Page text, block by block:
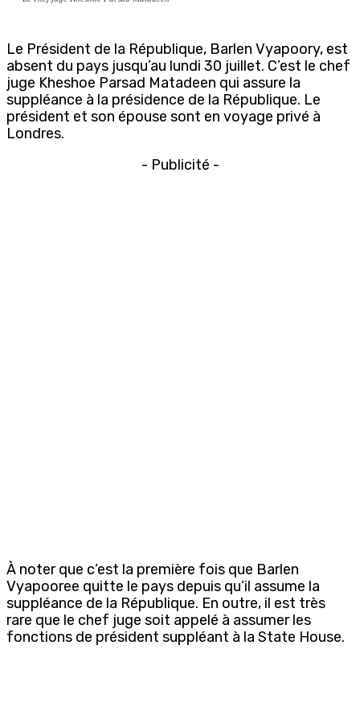
Le Président de la République, Barlen Vyapoory, est
absent du pays jusqu’au lundi 30 juillet. C’est le chef
juge Kheshoe Parsad Matadeen qui assure la
suppléance à la présidence de la République. Le
président et son épouse sont en voyage privé à
Londres.
- Publicité -
À noter que c’est la première fois que Barlen
Vyapooree quitte le pays depuis qu’il assume la
suppléance de la République. En outre, il est très
rare que le chef juge soit appelé à assumer les
fonctions de président suppléant à la State House.